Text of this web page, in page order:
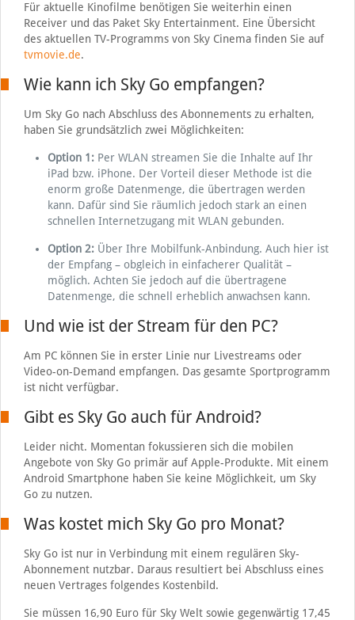
Für aktuelle Kinofilme benötigen Sie weiterhin einen
Receiver und das Paket Sky Entertainment. Eine Übersicht
des aktuellen TV-Programms von Sky Cinema finden Sie auf
tvmovie.de.
Wie kann ich Sky Go empfangen?
Um Sky Go nach Abschluss des Abonnements zu erhalten,
haben Sie grundsätzlich zwei Möglichkeiten:
Option 1:Per WLAN streamen Sie die Inhalte auf Ihr
iPad bzw. iPhone. Der Vorteil dieser Methode ist die
enorm große Datenmenge, die übertragen werden
kann. Dafür sind Sie räumlich jedoch stark an einen
schnellen Internetzugang mit WLAN gebunden.
Option 2:Über Ihre Mobilfunk-Anbindung. Auch hier ist
der Empfang – obgleich in einfacherer Qualität –
möglich. Achten Sie jedoch auf die übertragene
Datenmenge, die schnell erheblich anwachsen kann.
Und wie ist der Stream für den PC?
Am PC können Sie in erster Linie nur Livestreams oder
Video-on-Demand empfangen. Das gesamte Sportprogramm
ist nicht verfügbar.
Gibt es Sky Go auch für Android?
Leider nicht. Momentan fokussieren sich die mobilen
Angebote von Sky Go primär auf Apple-Produkte. Mit einem
Android Smartphone haben Sie keine Möglichkeit, um Sky
Go zu nutzen.
Was kostet mich Sky Go pro Monat?
Sky Go ist nur in Verbindung mit einem regulären Sky-
Abonnement nutzbar. Daraus resultiert bei Abschluss eines
neuen Vertrages folgendes Kostenbild.
Sie müssen 16,90 Euro für Sky Welt sowie gegenwärtig 17,45